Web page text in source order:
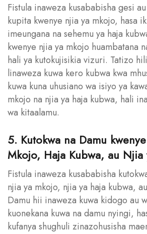
Fistula inaweza kusababisha gesi
kupita kwenye njia ya mkojo, hasa
imeungana na sehemu ya haja
kwenye njia ya mkojo huambatana
hali ya kutokujisikia vizuri. Tatizo
linaweza kuwa kero kubwa kwa
kuwa kuna uhusiano wa isiyo ya
mkojo na njia ya haja kubwa, hali
wa kitaalamu.
5. Kutokwa na Damu
Mkojo, Haja Kubwa, au Njia
Fistula inaweza kusababisha
njia ya mkojo, njia ya haja kubwa,
Damu hii inaweza kuwa kidogo au
kuonekana kuwa na damu nyingi,
kufanya shughuli zinazohusisha